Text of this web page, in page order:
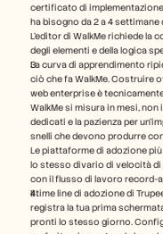
certificato di
ha bisogno da 2 a 4
L'editor di WalkMe richiede la
degli elementi e della logica
La curva di apprendimento
ciò che fa WalkMe. Costruire
web enterprise è
WalkMe si misura in mesi, non
dedicati e la pazienza per
snelli che devono produrre
Le piattaforme di adozione
lo stesso divario di velocità
con il flusso di lavoro record-
Il time line di adozione di
registra la tua prima
pronti lo stesso giorno.